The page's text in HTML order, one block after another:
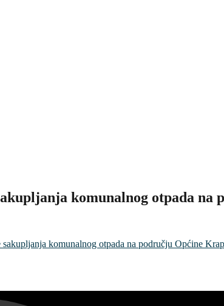
komunalnog otpada na
komunalnog otpada na području Općine